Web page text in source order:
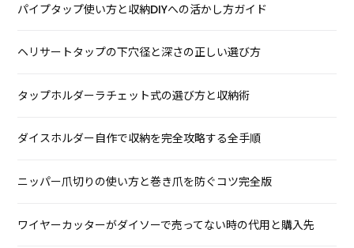
パイプタップ使い方と収納DIYへの活かし方ガイド
ヘリサートタップの下穴径と深さの正しい選び方
タップホルダーラチェット式の選び方と収納術
ダイスホルダー自作で収納を完全攻略する全手順
ニッパー爪切りの使い方と巻き爪を防ぐコツ完全版
ワイヤーカッターがダイソーで売ってない時の代用と購入先